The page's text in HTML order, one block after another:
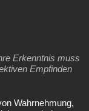
Erkenntnis muss
Empfinden
Wahrnehmung,